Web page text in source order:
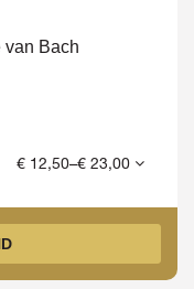
van Bach
€ 12,50–€ 23,00